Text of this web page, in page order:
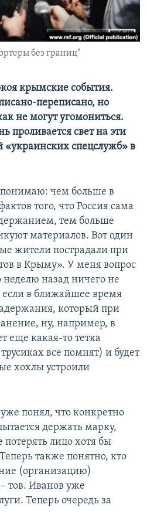
без границ"
крымские события.
переписано, но
не могут угомониться.
проливается свет на эти
«украинских спецслужб» в
чем больше в
того, что Россия сама
тем больше
материалов. Вот один
жители пострадали при
в Крыму». У меня вопрос
назад ничего не
если в ближайшее время
который при
ну, например, в
еще какая-то тетка
все помнят) и будет
хохлы устроили
понял, что конкретно
держать марку,
лицо хотя бы
также понятно, кто
(организацию)
тов. Иванов уже
Теперь очередь за